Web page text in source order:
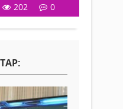
202 0